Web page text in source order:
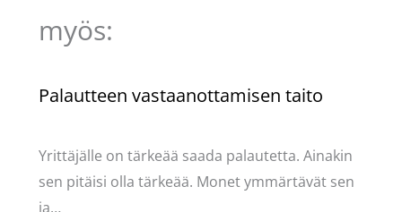
myös:
Palautteen vastaanottamisen taito
Yrittäjälle on tärkeää saada palautetta. Ainakin
sen pitäisi olla tärkeää. Monet ymmärtävät sen
ja…